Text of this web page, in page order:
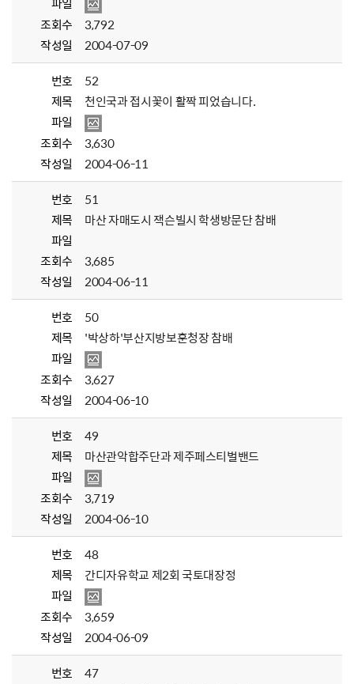
조회수
3,792
작성일
2004-07-09
번호
52
제목
천인국과 접시꽃이 활짝 피었습니다.
파일
조회수
3,630
작성일
2004-06-11
번호
51
제목
마산 자매도시 잭슨빌시 학생방문단 참배
파일
조회수
3,685
작성일
2004-06-11
번호
50
제목
'박상하'부산지방보훈청장 참배
파일
조회수
3,627
작성일
2004-06-10
번호
49
제목
마산관악합주단과 제주페스티벌밴드
파일
조회수
3,719
작성일
2004-06-10
번호
48
제목
간디자유학교 제2회 국토대장정
파일
조회수
3,659
작성일
2004-06-09
번호
47